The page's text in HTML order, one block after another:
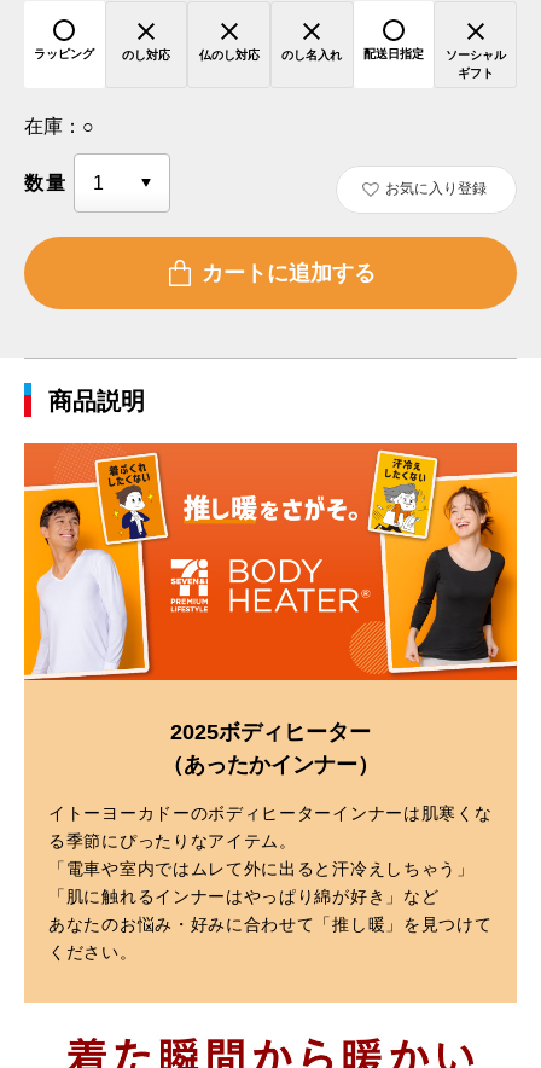
ラッピング のし対応 仏のし対応 のし名入れ 配送日指定
ソーシャル
ギフト
在庫： ○
数量 お気に入り登録
商品説明
2025ボディヒーター
（あったかインナー）
イトーヨーカドーのボディヒーターインナーは肌寒くな
る季節にぴったりなアイテム。
「電車や室内ではムレて外に出ると汗冷えしちゃう」
「肌に触れるインナーはやっぱり綿が好き」など
あなたのお悩み・好みに合わせて「推し暖」を見つけて
ください。